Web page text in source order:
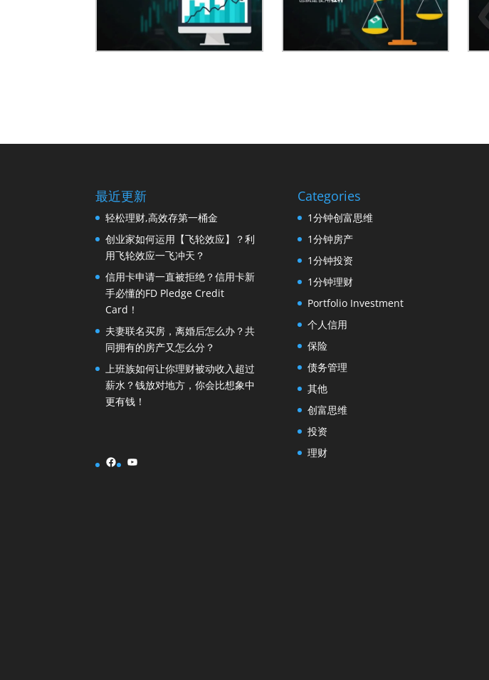
最近更新
轻松理财,高效存第一桶金
创业家如何运用【飞轮效应】？利
用飞轮效应一飞冲天？
信用卡申请一直被拒绝？信用卡新
手必懂的FD Pledge Credit
Card！
夫妻联名买房，离婚后怎么办？共
同拥有的房产又怎么分？
上班族如何让你理财被动收入超过
薪水？钱放对地方，你会比想象中
更有钱！
Facebook
YouTube
Categories
1分钟创富思维
1分钟房产
1分钟投资
1分钟理财
Portfolio Investment
个人信用
保险
债务管理
其他
创富思维
投资
理财